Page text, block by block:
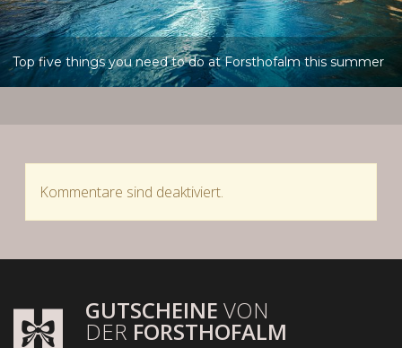
Top five things you need to do at Forsthofalm this summer
Kommentare sind deaktiviert.
GUTSCHEINE VON
DER FORSTHOFALM